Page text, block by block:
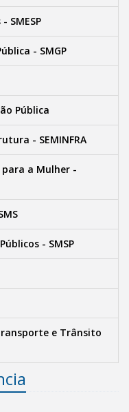
SMESP
- SMGP
Pública
- SEMINFRA
a Mulher -
- SMSP
e Trânsito